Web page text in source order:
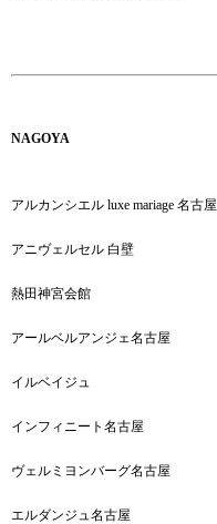
NAGOYA
アルカンシエル luxe mariage 名古屋
アニヴェルセル 白壁
熱田神宮会館
アールベルアンジェ名古屋
イルベイジュ
インフィニート名古屋
ヴェルミヨンバーグ名古屋
エルダンジュ名古屋